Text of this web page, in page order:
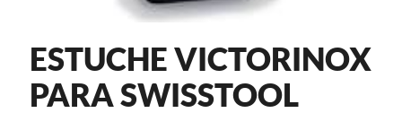
ESTUCHE VICTORINOX
PARA SWISSTOOL